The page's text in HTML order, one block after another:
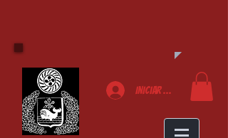
Iniciar sesión